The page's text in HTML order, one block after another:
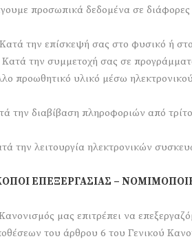
προσωπικά δεδομένα σε
την επίσκεψή σας στο φυσικό ή
την συμμετοχή σας σε
προωθητικό υλικό μέσω
την διαβίβαση πληροφοριών από
την λειτουργία ηλεκτρονικών
ΕΠΕΞΕΡΓΑΣΙΑΣ –
μας επιτρέπει να
του άρθρου 6 του Γενικού